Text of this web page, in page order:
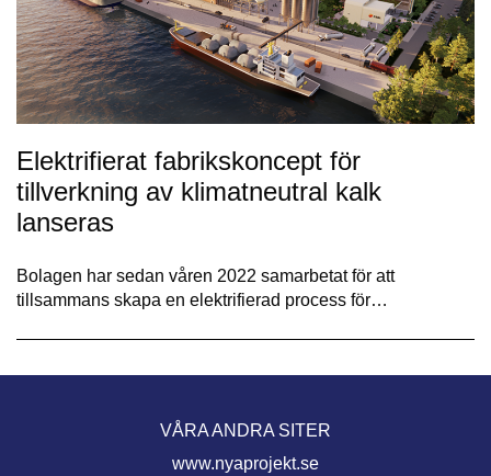
Elektrifierat fabrikskoncept för
tillverkning av klimatneutral kalk
lanseras
Bolagen har sedan våren 2022 samarbetat för att
tillsammans skapa en elektrifierad process för…
VÅRA ANDRA SITER
www.nyaprojekt.se